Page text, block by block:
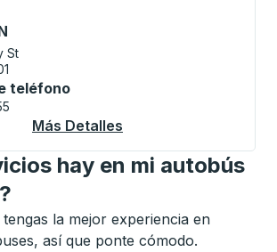
St
teléfono
Más Detalles
hay en mi autobús
la mejor experiencia en
así que ponte cómodo.